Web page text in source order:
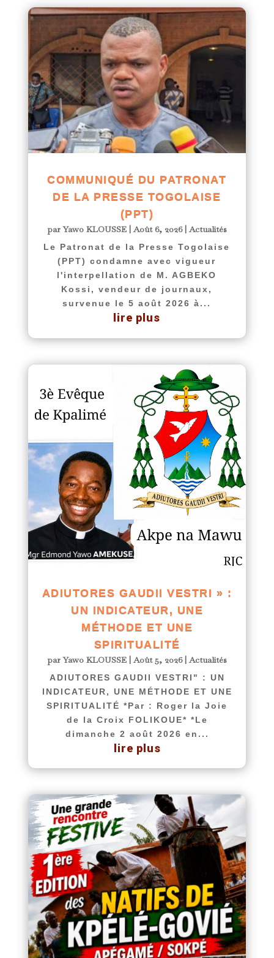
COMMUNIQUÉ DU PATRONAT
DE LA PRESSE TOGOLAISE
(PPT)
parYawo KLOUSSE|Août 6, 2026|Actualités
Le Patronat de la Presse Togolaise
(PPT) condamne avec vigueur
l'interpellation de M. AGBEKO
Kossi, vendeur de journaux,
survenue le 5 août 2026 à...
lire plus
ADIUTORES GAUDII VESTRI » :
UN INDICATEUR, UNE
MÉTHODE ET UNE
SPIRITUALITÉ
parYawo KLOUSSE|Août 5, 2026|Actualités
ADIUTORES GAUDII VESTRI" : UN
INDICATEUR, UNE MÉTHODE ET UNE
SPIRITUALITÉ *Par : Roger la Joie
de la Croix FOLIKOUE* *Le
dimanche 2 août 2026 en...
lire plus